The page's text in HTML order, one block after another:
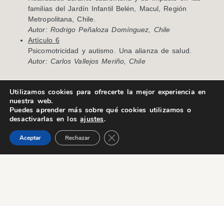
familias del Jardín Infantil Belén, Macul, Región
Metropolitana, Chile.
Autor: Rodrigo Peñaloza Domínguez, Chile
Artículo 6
Psicomotricidad y autismo. Una alianza de salud.
Autor: Carlos Vallejos Meriño, Chile
Números Anteriores
Para descargar cada revista, presione sobre la
imagen de la revista que necesita.
Utilizamos cookies para ofrecerte la mejor experiencia en
nuestra web.
Puedes aprender más sobre qué cookies utilizamos o
desactivarlas en losajustes.
Aceptar Rechazar Cerrar el banner de cookies RGPD